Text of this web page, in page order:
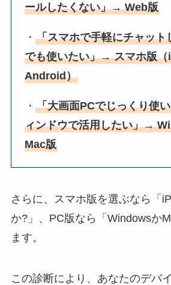
ールしたくない」→ Web版
・「スマホで手軽にチャット
でも使いたい」→ スマホ版
Android）
・「大画面PCでじっくり使
ィンドウで活用したい」→
Mac版
さらに、スマホ版を選ぶなら「
か?」、PC版なら「Windowsか
ます。
この診断により、あなたのデバ